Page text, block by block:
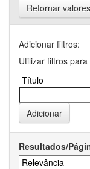
Retornar valores
Adicionar filtros:
Utilizar filtros
Resultados/